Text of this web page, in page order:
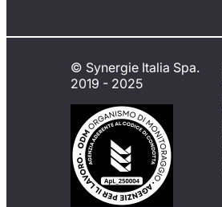
© Synergie Italia Spa.
2019 - 2025